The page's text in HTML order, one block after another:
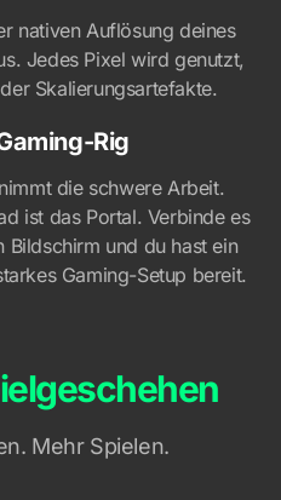
nativen Auflösung deines
Jedes Pixel wird genutzt,
Skalierungsartefakte.
Rig
die schwere Arbeit.
ist das Portal. Verbinde es
Bildschirm und du hast ein
Gaming-Setup bereit.
Mehr Spielen.